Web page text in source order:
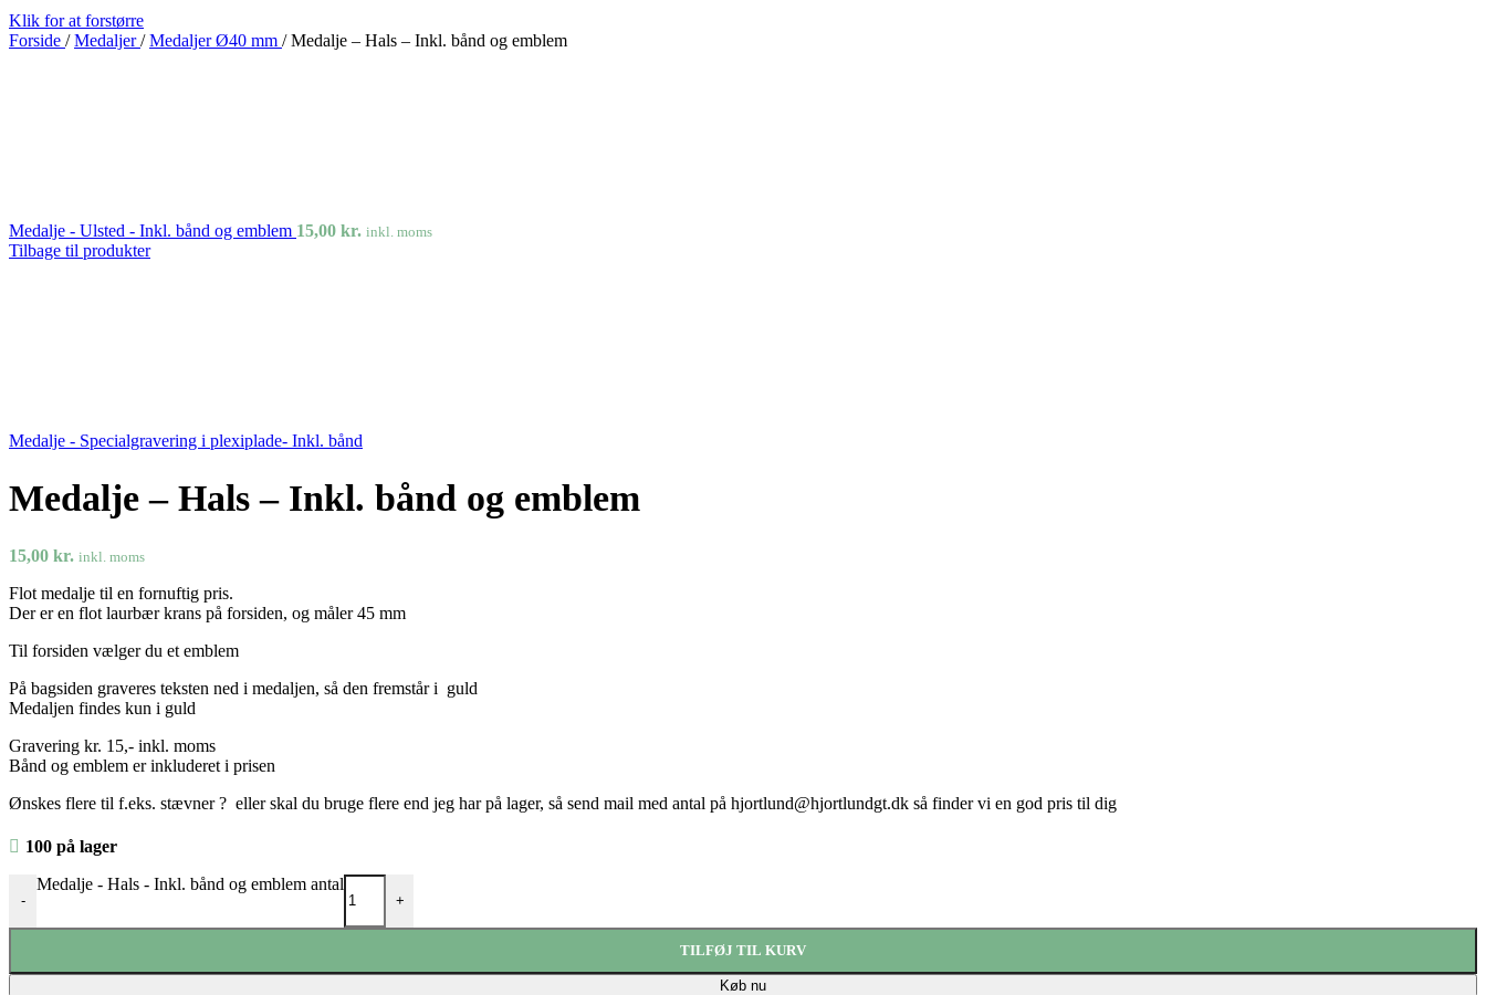
Klik for at forstørre
Forside / Medaljer/ Medaljer Ø40 mm / Medalje – Hals – Inkl. bånd og emblem
Medalje - Ulsted - Inkl. bånd og emblem 15,00 kr. inkl. moms
Tilbage til produkter
Medalje - Specialgravering i plexiplade- Inkl. bånd
Medalje – Hals – Inkl. bånd og emblem
15,00 kr. inkl. moms
Flot medalje til en fornuftig pris.
Der er en flot laurbær krans på forsiden, og måler 45 mm
Til forsiden vælger du et emblem
På bagsiden graveres teksten ned i medaljen, så den fremstår i guld
Medaljen findes kun i guld
Gravering kr. 15,- inkl. moms
Bånd og emblem er inkluderet i prisen
Ønskes flere til f.eks. stævner ? eller skal du bruge flere end jeg har på lager, så send mail med antal på hjortlund@hjortlundgt.dk så finder vi en god pris til dig
100 på lager
-
Medalje - Hals - Inkl. bånd og emblem antal
+
TILFØJ TIL KURV
Køb nu